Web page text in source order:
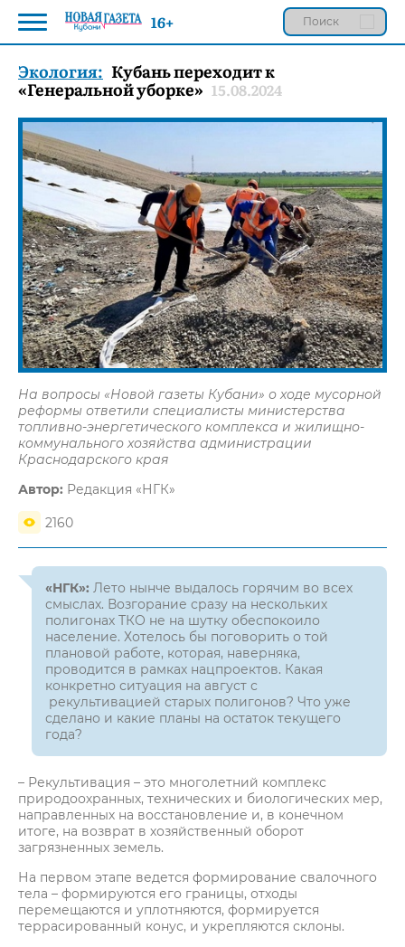
Экология: Кубань переходит к
«Генеральной уборке» 15.08.2024
На вопросы «Новой газеты Кубани» о ходе мусорной
реформы ответили специалисты министерства
топливно-энергетического комплекса и жилищно-
коммунального хозяйства администрации
Краснодарского края
Автор: Редакция «НГК»
2160
«НГК»: Лето нынче выдалось горячим во всех
смыслах. Возгорание сразу на нескольких
полигонах ТКО не на шутку обеспокоило
население. Хотелось бы поговорить о той
плановой работе, которая, наверняка,
проводится в рамках нацпроектов. Какая
конкретно ситуация на август с
рекультивацией старых полигонов? Что уже
сделано и какие планы на остаток текущего
года?
– Рекультивация – это многолетний комплекс
природоохранных, технических и биологических мер,
направленных на восстановление и, в конечном
итоге, на возврат в хозяйственный оборот
загрязненных земель.
На первом этапе ведется формирование свалочного
тела – формируются его границы, отходы
перемещаются и уплотняются, формируется
террасированный конус, и укрепляются склоны.
16+